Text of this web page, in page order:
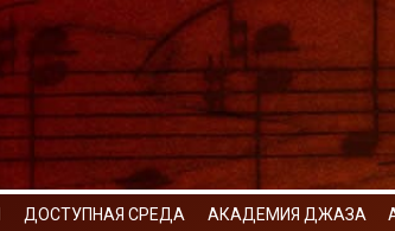
ДОСТУПНАЯ СРЕДА АКАДЕМИЯ ДЖАЗА